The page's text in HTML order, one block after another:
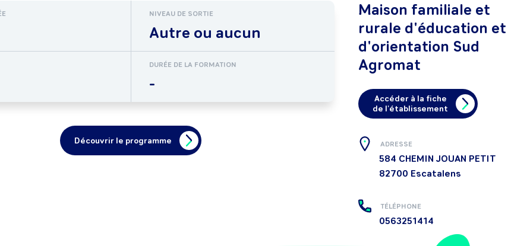
NIVEAU DE SORTIE
Autre ou aucun
DURÉE DE LA FORMATION
-
Découvrir le programme
Maison familiale et
rurale d'éducation et
d'orientation Sud
Agromat
Accéder à la fiche
de l'établissement
ADRESSE
584 CHEMIN JOUAN PETIT
82700 Escatalens
TÉLÉPHONE
0563251414